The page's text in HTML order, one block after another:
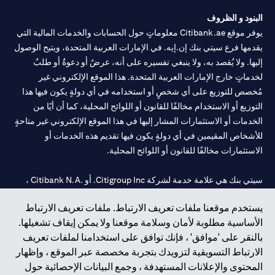
يستخدم موقعنا ملفات تعريف الارتباط. ملفات تعريف الارتباط
الأساسية مطلوبة لأمان وسلامة موقعنا ولا يمكن إيقاف تشغيلها.
بالنقر على 'موافق' ، فإنك توافق على استخدامنا لملفات تعريف
الارتباط التسويقية لتزويدك بتجربة مخصصة عبر الموقع ، وإظهار
المحتوى والإعلانات المستهدفة ، وجمع البيانات الإحصائية حول
البنود و الظروف
يوفر موقع Citibank.ae معلوماتٍ حول الحسابات والخدمات المالية التي
يقدمها فرع سيتي بنك إن.إيه. في الإمارات العربية المتحدة، ويتيح الوصول
إليها. ولا يُقصد به، ولا ينبغي تفسيره على أنه، عرضٌ أو دعوةٌ أو طلبٌ
لخدماتٍ خارج الإمارات العربية المتحدة. هذا الموقع الإلكتروني غير
مُخصص للتوزيع على أي شخصٍ أو استخدامه في أي دولةٍ يكون فيها هذا
التوزيع أو الاستخدام مخالفًا للقانون أو اللوائح المحلية، كما أن أيًا من
الخدمات أو الاستثمارات المشار إليها في هذا الموقع الإلكتروني غير متاحةٍ
للأشخاص المقيمين في أي دولةٍ يكون فيها تقديم هذه الخدمات أو
الاستثمارات مخالفًا للقانون أو اللوائح المحلية.
سيتي بنك هي علامة خدمة لشركة Citigroup Inc. أو .Citibank N.A ،
سيتي بنك إن. إيه. الإمارات مسجل لدى مصرف الإمارات المركزي تحت
أرقام التراخيص 202563 لفرع الوصل في دبي، 531989 لفرع مول
الإمارات في دبي، وCN-1002019لفرع أبوظبي. هاتف: 4000 311 04.
فرع سيتي بنك إن إيه - الإمارات العربية المتحدة مرخص من مصرف